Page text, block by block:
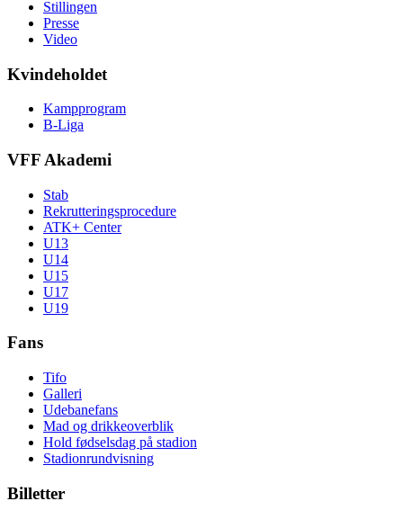
Stillingen
Presse
Video
Kvindeholdet
Kampprogram
B-Liga
VFF Akademi
Stab
Rekrutteringsprocedure
ATK+ Center
U13
U14
U15
U17
U19
Fans
Tifo
Galleri
Udebanefans
Mad og drikkeoverblik
Hold fødselsdag på stadion
Stadionrundvisning
Billetter